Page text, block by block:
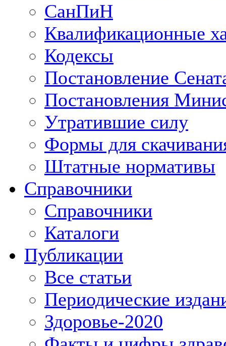
СанПиН
Квалификационные
Кодексы
Постановление
Постановления
Утратившие силу
Формы для
Штатные нормативы
Справочники
Справочники
Каталоги
Публикации
Все статьи
Периодические
Здоровье-2020